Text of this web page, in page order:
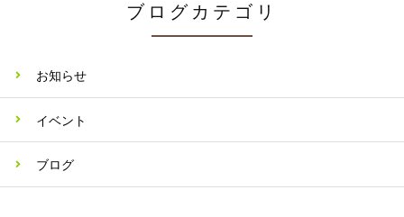
ブログカテゴリ
お知らせ
イベント
ブログ